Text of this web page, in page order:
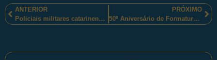
ANTERIOR
Policiais militares catarinenses prenderam um homem, em Tubarão-SC, com drogas, armas de fogo, munições, dinheiro e outra materiais de procedência duvidosa
PRÓXIMO
50º Aniversário de Formatura dos Aspirantes de 1967